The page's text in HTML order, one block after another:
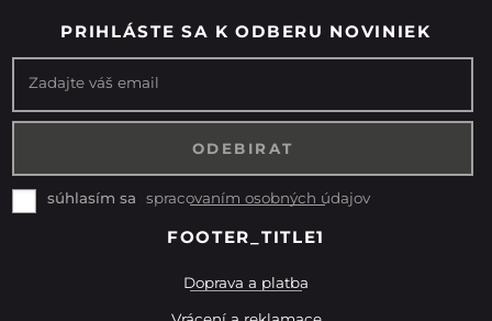
PRIHLÁSTE SA K ODBERU NOVINIEK
Zadajte váš email
súhlasím sa spracovaním osobných údajov
FOOTER_TITLE1
Doprava a platba